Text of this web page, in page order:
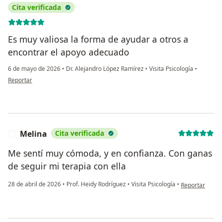
Cita verificada
Es muy valiosa la forma de ayudar a otros a
encontrar el apoyo adecuado
6 de mayo de 2026 • Dr. Alejandro López Ramírez • Visita Psicología •
en opinión del usuario Diana azucena castellanos González
Reportar
Melina Cita verificada
Me sentí muy cómoda, y en confianza. Con ganas
de seguir mi terapia con ella
28 de abril de 2026 • Prof. Heidy Rodríguez • Visita Psicología • en opinión del
Reportar